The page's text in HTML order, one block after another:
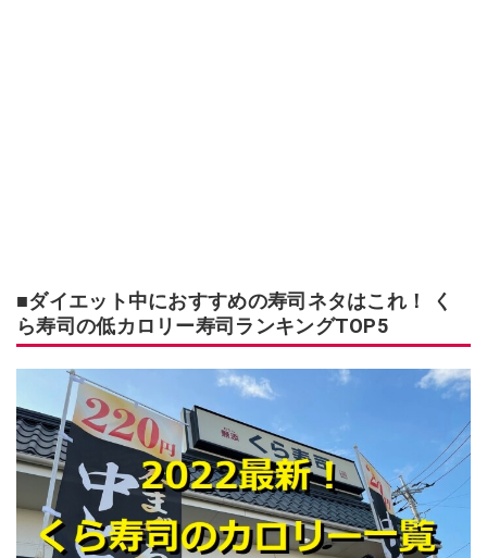
■ダイエット中におすすめの寿司ネタはこれ！ く
ら寿司の低カロリー寿司ランキングTOP5